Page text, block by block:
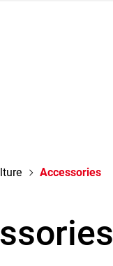
Accessories